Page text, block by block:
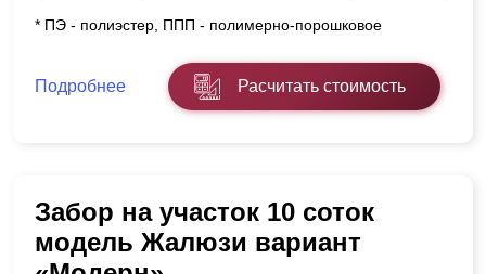
* ПЭ - полиэстер, ППП - полимерно-порошковое
Подробнее Расчитать стоимость
Забор на участок 10 соток
модель Жалюзи вариант